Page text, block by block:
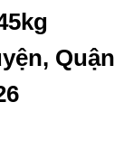
Quận